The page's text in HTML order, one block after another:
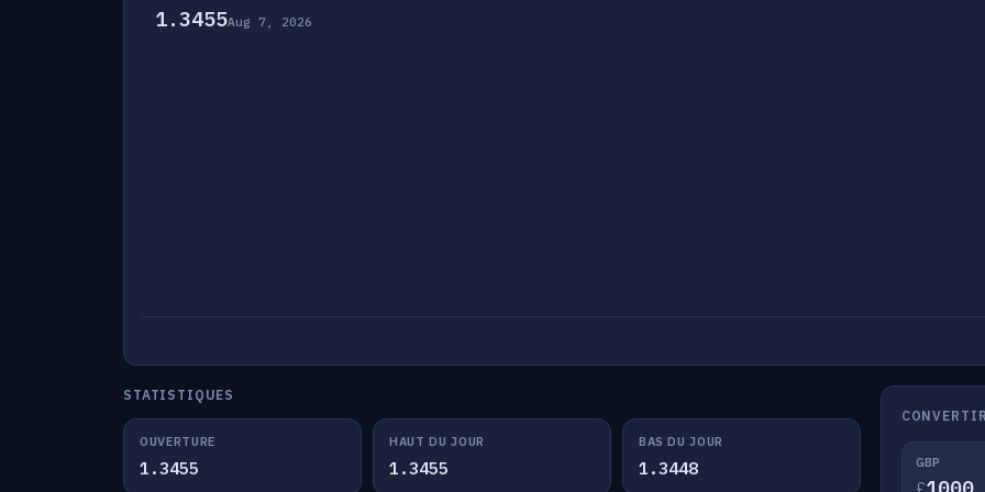
1.3455Aug 7, 2026
STATISTIQUES
OUVERTURE
1.3455
HAUT DU JOUR
1.3455
BAS DU JOUR
1.3448 GBP
£